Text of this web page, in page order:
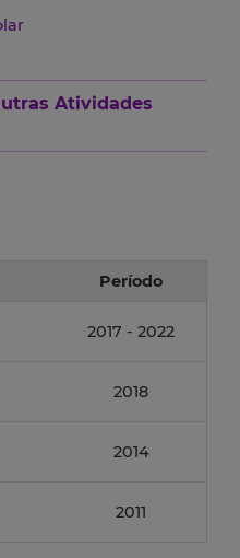
Atividades
Período
2017 - 2022
2018
2014
2011